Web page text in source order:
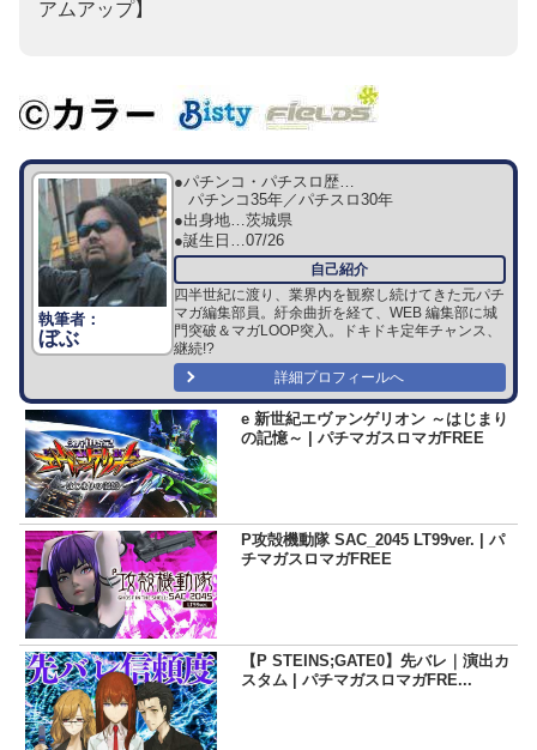
アムアップ】
ぼぶ
●パチンコ・パチスロ歴…
パチンコ35年／パチスロ30年
●出身地… 茨城県
●誕生日… 07/26
四半世紀に渡り、業界内を観察し続けてきた元パチ
マガ編集部員。紆余曲折を経て、WEB 編集部に城
門突破＆マガLOOP突入。ドキドキ定年チャンス、
継続!?
詳細プロフィールへ
e 新世紀エヴァンゲリオン ～はじまり
の記憶～ | パチマガスロマガFREE
P攻殻機動隊 SAC_2045 LT99ver. | パ
チマガスロマガFREE
【P STEINS;GATE0】先バレ｜演出カ
スタム | パチマガスロマガFRE...